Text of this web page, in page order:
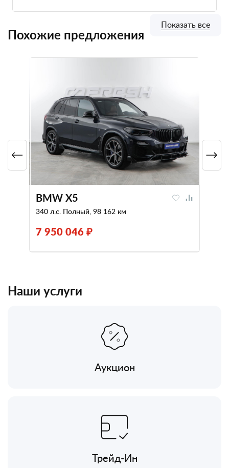
Похожие предложения
BMW X5
340 л.с. Полный, 98 162 км
7 950 046 ₽
Показать все
Наши услуги
Аукцион
Трейд-Ин